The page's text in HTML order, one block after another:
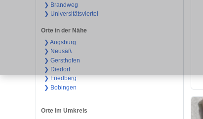
❯ Brandweg
❯ Universitätsviertel
Orte in der Nähe
❯ Augsburg
❯ Neusäß
❯ Gersthofen
❯ Diedorf
❯ Friedberg
❯ Bobingen
Orte im Umkreis